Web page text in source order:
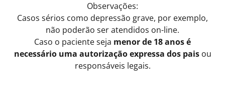
Observações:
Casos sérios como depressão grave, por exemplo,
não poderão ser atendidos on-line.
Caso o paciente seja menor de 18 anos é
necessário uma autorização expressa dos paisou
responsáveis legais.